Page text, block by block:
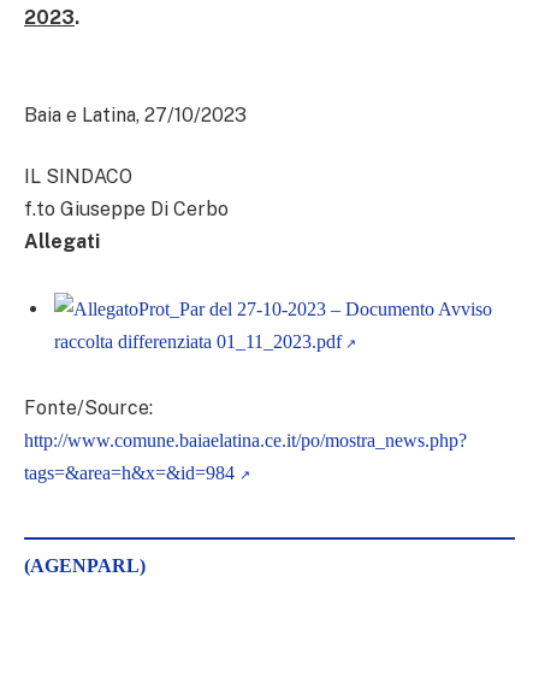
2023.
Baia e Latina, 27/10/2023
IL SINDACO
f.to Giuseppe Di Cerbo
Allegati
Prot_Par del 27-10-2023 – Documento Avviso
raccolta differenziata 01_11_2023.pdf
Fonte/Source:
http://www.comune.baiaelatina.ce.it/po/mostra_news.php?
tags=&area=h&x=&id=984
(AGENPARL)